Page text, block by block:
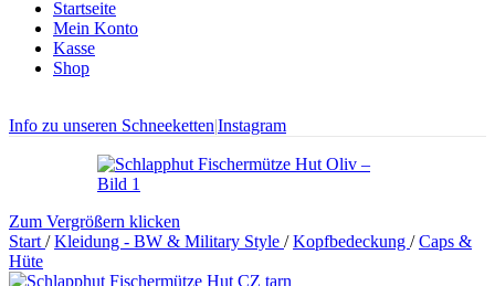
Startseite
Mein Konto
Kasse
Shop
Info zu unseren Schneeketten|Instagram
Zum Vergrößern klicken
Start / Kleidung - BW & Military Style / Kopfbedeckung / Caps &
Hüte